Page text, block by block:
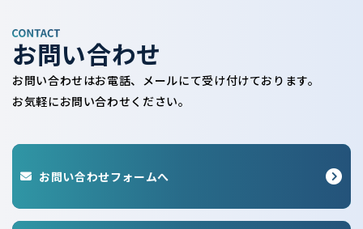
お問い合わせ
お問い合わせはお電話、メールにて受け付けております。
お気軽にお問い合わせください。
お問い合わせフォームへ